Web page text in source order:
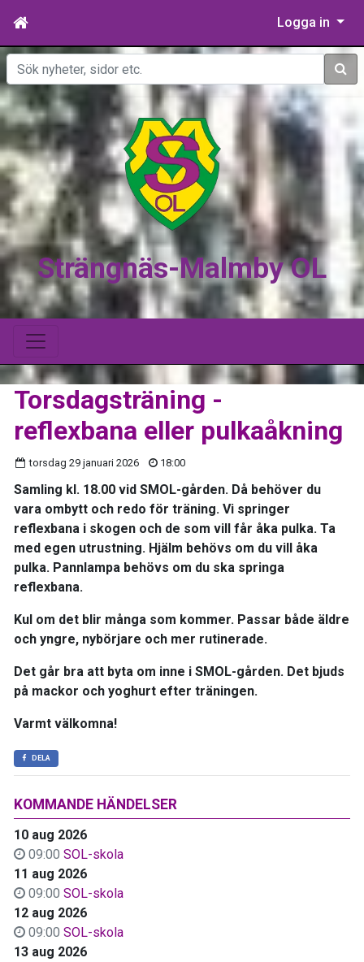
Logga in
Sök
Strängnäs-Malmby OL
KOMMANDE HÄNDELSER
10 aug 2026
09:00 SOL-skola
11 aug 2026
09:00 SOL-skola
12 aug 2026
09:00 SOL-skola
13 aug 2026
Torsdagsträning -
reflexbana eller pulkaåkning
torsdag 29 januari 2026 18:00
Samling kl. 18.00 vid SMOL-gården. Då behöver du
vara ombytt och redo för träning. Vi springer
reflexbana i skogen och de som vill får åka pulka. Ta
med egen utrustning. Hjälm behövs om du vill åka
pulka. Pannlampa behövs om du ska springa
reflexbana.
Kul om det blir många som kommer. Passar både äldre
och yngre, nybörjare och mer rutinerade.
Det går bra att byta om inne i SMOL-gården. Det bjuds
på mackor och yoghurt efter träningen.
Varmt välkomna!
DELA